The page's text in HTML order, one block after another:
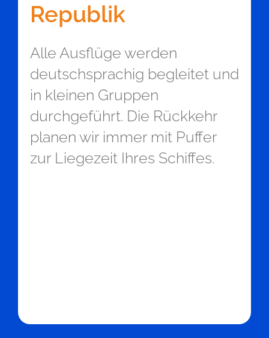
Republik
Alle Ausflüge werden
deutschsprachig begleitet und
in kleinen Gruppen
durchgeführt. Die Rückkehr
planen wir immer mit Puffer
zur Liegezeit Ihres Schiffes.